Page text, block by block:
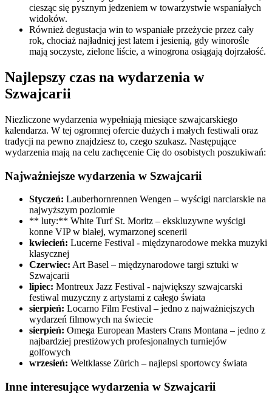
ciesząc się pysznym jedzeniem w towarzystwie wspaniałych
widoków.
Również degustacja win to wspaniałe przeżycie przez cały
rok, chociaż najładniej jest latem i jesienią, gdy winorośle
mają soczyste, zielone liście, a winogrona osiągają dojrzałość.
Najlepszy czas na wydarzenia w
Szwajcarii
Niezliczone wydarzenia wypełniają miesiące szwajcarskiego
kalendarza. W tej ogromnej ofercie dużych i małych festiwali oraz
tradycji na pewno znajdziesz to, czego szukasz. Następujące
wydarzenia mają na celu zachęcenie Cię do osobistych poszukiwań:
Najważniejsze wydarzenia w Szwajcarii
Styczeń: Lauberhornrennen Wengen – wyścigi narciarskie na
najwyższym poziomie
** luty:** White Turf St. Moritz – ekskluzywne wyścigi
konne VIP w białej, wymarzonej scenerii
kwiecień: Lucerne Festival - międzynarodowe mekka muzyki
klasycznej
Czerwiec: Art Basel – międzynarodowe targi sztuki w
Szwajcarii
lipiec: Montreux Jazz Festival - największy szwajcarski
festiwal muzyczny z artystami z całego świata
sierpień: Locarno Film Festival – jedno z najważniejszych
wydarzeń filmowych na świecie
sierpień: Omega European Masters Crans Montana – jedno z
najbardziej prestiżowych profesjonalnych turniejów
golfowych
wrzesień: Weltklasse Zürich – najlepsi sportowcy świata
Inne interesujące wydarzenia w Szwajcarii